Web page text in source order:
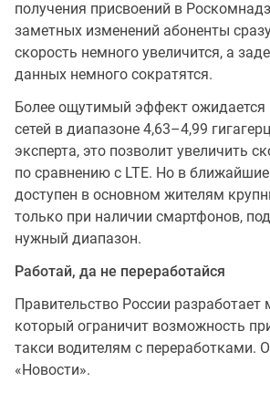
получения присвоений в
заметных изменений абоненты
скорость немного увеличится, а
данных немного сократятся.
Более ощутимый эффект ожидается
сетей в диапазоне 4,63–4,99
эксперта, это позволит увеличить
по сравнению с LTE. Но в
доступен в основном жителям
только при наличии смартфонов,
нужный диапазон.
Работай, да не переработайся
Правительство России разработает
который ограничит возможность
такси водителям с переработками.
«Новости».